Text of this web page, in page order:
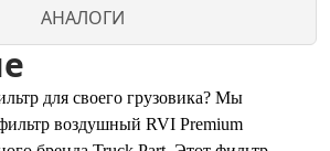
АНАЛОГИ
для своего грузовика? Мы
воздушный RVI Premium